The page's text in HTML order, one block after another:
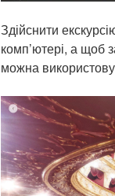
Здійснити
комп’ютері, а щоб
можна